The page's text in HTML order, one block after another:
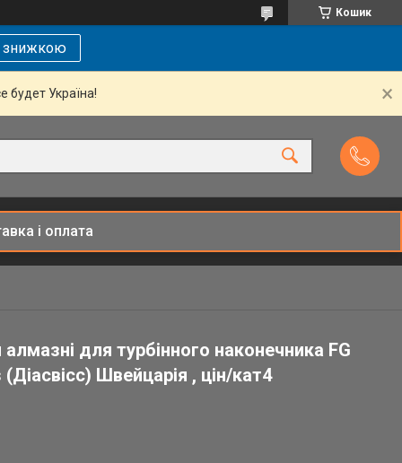
Кошик
знижкою
будет Україна!
і оплата
для турбінного наконечника FG
Швейцарія , цін/кат4